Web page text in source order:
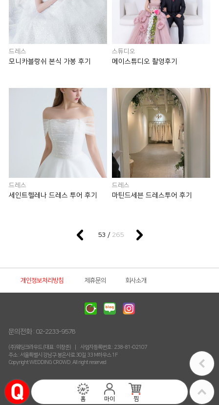
드레스
모니카블랑쉬 본식 가봉 후기
스튜디오
메이스튜디오 촬영후기
드레스
세인트헬레나 드레스 투어 후기
드레스
마틴드세븐 드레스투어 후기
53 /265
개인정보처리방침 제휴문의 회사소개
문의전화 : 02-2233-9578
(주)웨딩크라우드 (대표 : 이창준)
사업자등록번호 : 238-81-02107
주소 : 서울특별시 강남구 봉은사로 30길 33 M하우스 1F
Copyright WEDDING CROWD. All right reserved
홈 마이 찜